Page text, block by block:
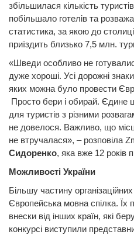
збільшилася кількість
побільшало готелів та
статистика, за якою до
приїздить близько 7,5 млн.
«Шведи особливо не
дуже хороші. Усі дорожні
яких можна було провести
Просто бери і обирай. Єдине
для туристів з різними
не довелося. Важливо, що
не втручалася», – розповіла
Сидоренко, яка вже 12 років
Можливості України
Більшу частину
Європейська мовна спілка. Їх
внески від інших країн, які
конкурсі виступили